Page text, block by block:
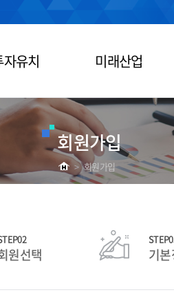
자유치 미래산업
회원가입
> 회원가입
원선택 기